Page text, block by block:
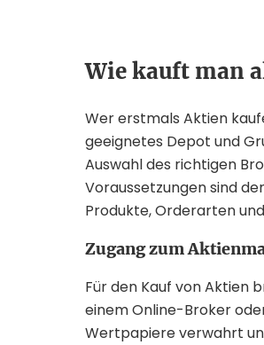
Wie kauft man
Wer erstmals Aktien
geeignetes Depot und
Auswahl des richtigen
Voraussetzungen sind
Produkte, Orderarten
Zugang zum
Für den Kauf von Aktien
einem Online-Broker
Wertpapiere verwahrt